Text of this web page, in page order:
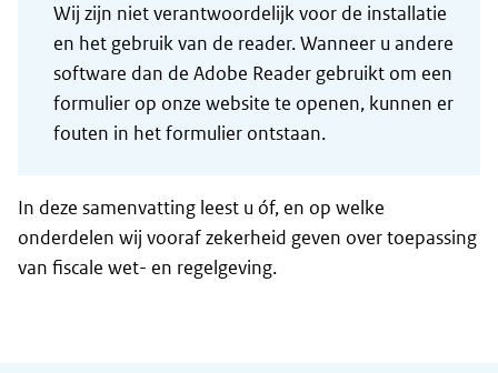
Wij zijn niet verantwoordelijk voor de installatie
en het gebruik van de reader. Wanneer u andere
software dan de Adobe Reader gebruikt om een
formulier op onze website te openen, kunnen er
fouten in het formulier ontstaan.
In deze samenvatting leest u óf, en op welke
onderdelen wij vooraf zekerheid geven over toepassing
van fiscale wet- en regelgeving.